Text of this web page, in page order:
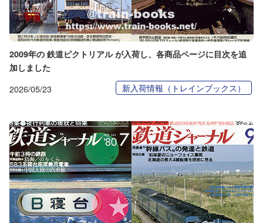
2009年の 鉄道ピクトリアル が入荷し、各商品ページに目次を追
加しました
2026/05/23 新入荷情報（トレインブックス）